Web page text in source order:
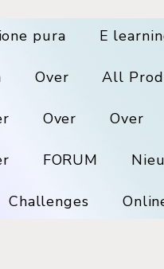
pura E
Over All
Over Over
FORUM
Challenges